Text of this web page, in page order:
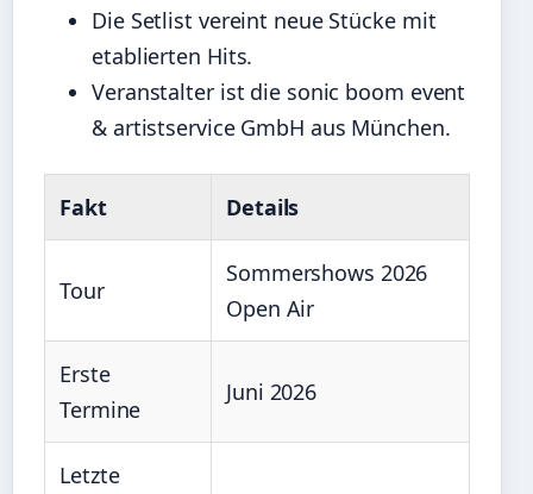
Die Setlist vereint neue Stücke mit
etablierten Hits.
Veranstalter ist die sonic boom event
& artistservice GmbH aus München.
Fakt Details
Tour
Sommershows 2026
Open Air
Erste
Termine
Juni 2026
Letzte